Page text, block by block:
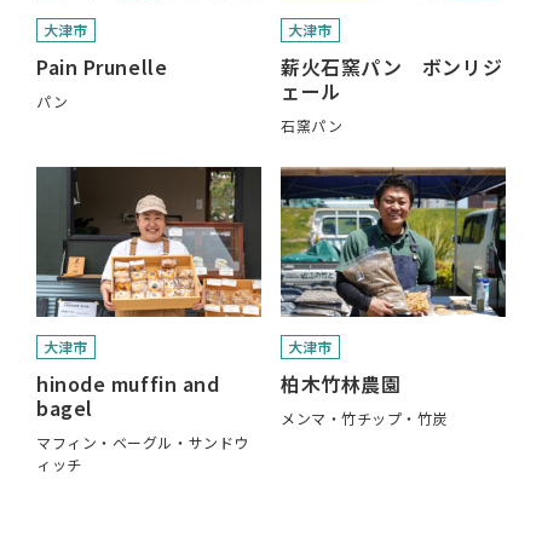
大津市
Pain Prunelle
パン
大津市
薪火石窯パン ボンリジ
ェール
石窯パン
大津市
hinode muffin and
bagel
マフィン・ベーグル・サンドウ
ィッチ
大津市
柏木竹林農園
メンマ・竹チップ・竹炭